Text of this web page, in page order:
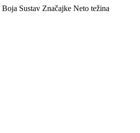
Boja Sustav Značajke Neto težina